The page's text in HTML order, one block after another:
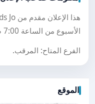
الأسبوع من الساعة 7:00 صباحًا حتى الساعة 12:00 مساءً.
الفرع المتاح: المرقب.
الموقع